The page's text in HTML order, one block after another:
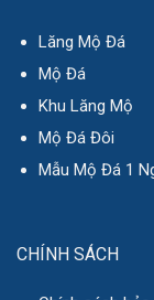
Lăng Mộ Đá
Mộ Đá
Khu Lăng Mộ
Mộ Đá Đôi
Mẫu Mộ Đá 1
CHÍNH SÁCH